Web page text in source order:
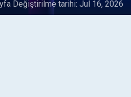
Değiştirilme tarihi: Jul 16, 2026